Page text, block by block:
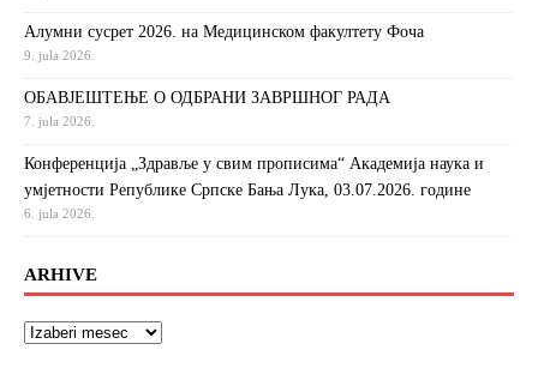
Алумни сусрет 2026. на Медицинском факултету Фоча
9. jula 2026.
ОБАВЈЕШТЕЊЕ О ОДБРАНИ ЗАВРШНОГ РАДА
7. jula 2026.
Конференција „Здравље у свим прописима“ Академија наука и
умјетности Републике Српске Бања Лука, 03.07.2026. године
6. jula 2026.
ARHIVE